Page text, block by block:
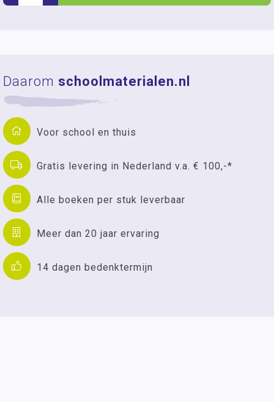
Daarom schoolmaterialen.nl
Voor school en thuis
Gratis levering in Nederland v.a. € 100,-*
Alle boeken per stuk leverbaar
Meer dan 20 jaar ervaring
14 dagen bedenktermijn